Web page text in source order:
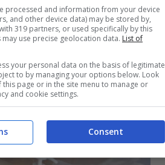
processed and information from your device
and other device data) may be stored by,
319 partners, or used specifically by this
use precise geolocation data. List of
your personal data on the basis of legitimate
to by managing your options below. Look
page or in the site menu to manage or
and cookie settings.
Consent